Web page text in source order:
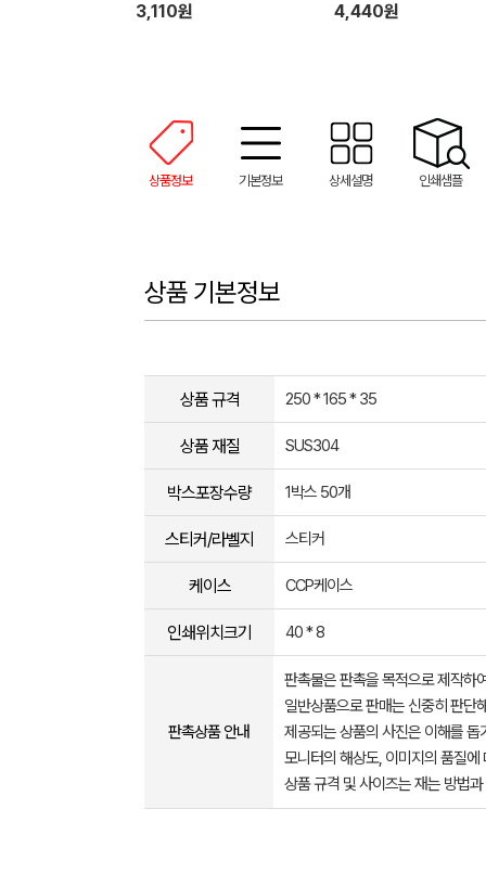
3,110원 4,440원
상품정보 기본정보 상세설명 인쇄샘플
상품 기본정보
상품 규격 250 * 165 * 35
상품 재질 SUS304
박스포장수량 1박스 50개
스티커/라벨지 스티커
케이스 CCP케이스
인쇄위치크기 40 * 8
판촉상품 안내
판촉물은 판촉을 목적으로 제작하
일반상품으로 판매는 신중히 판단
제공되는 상품의 사진은 이해를
모니터의 해상도, 이미지의 품질
상품 규격 및 사이즈는 재는 방법